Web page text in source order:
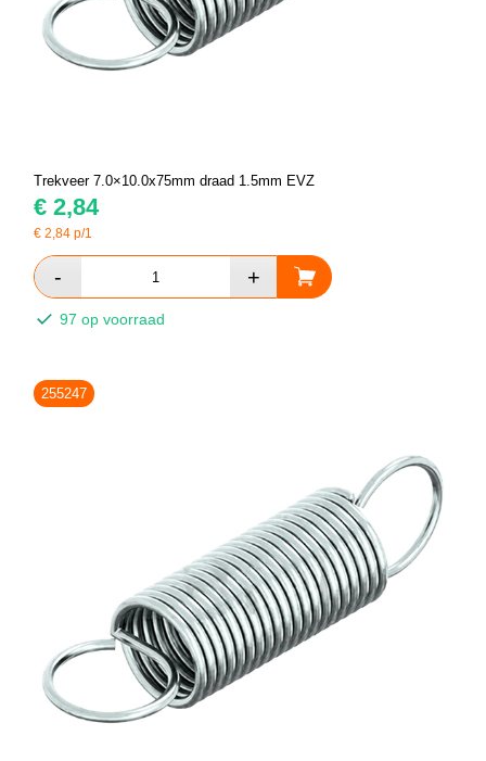
Trekveer 7.0×10.0x75mm draad 1.5mm EVZ
€ 2,84
€2,84 p/1
97 op voorraad
255247